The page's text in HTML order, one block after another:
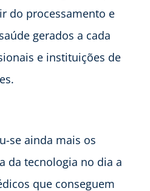
do processamento e
gerados a cada
e instituições de
se ainda mais os
da tecnologia no dia a
que conseguem